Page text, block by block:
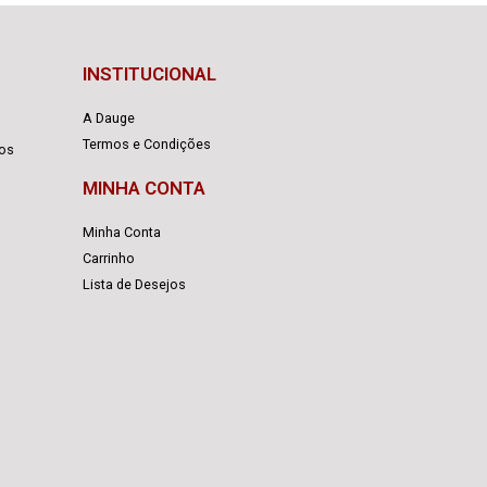
INSTITUCIONAL
A Dauge
Termos e Condições
MINHA CONTA
Minha Conta
Carrinho
Lista de Desejos